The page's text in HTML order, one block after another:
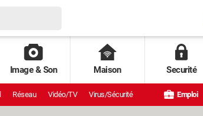
Image & Son Maison Securité
Réseau Vidéo/TV Virus/Sécurité Emploi